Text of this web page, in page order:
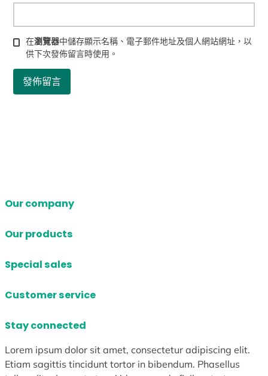
在瀏覽器中儲存顯示名稱、電子郵件地址及個人網站網址，以
供下次發佈留言時使用。
Our company
Our products
Special sales
Customer service
Stay connected
Lorem ipsum dolor sit amet, consectetur adipiscing elit.
Etiam sagittis tincidunt tortor in bibendum. Phasellus